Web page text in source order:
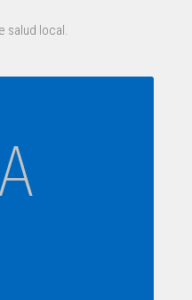
salud local.